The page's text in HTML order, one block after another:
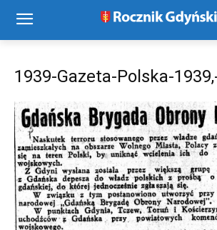
1939-Gazeta-Polska-